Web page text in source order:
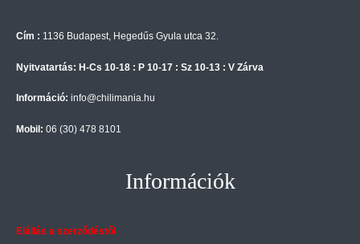
Cím : 1136 Budapest, Hegedűs Gyula utca 32.
Nyitvatartás: H-Cs 10-18 : P 10-17 : Sz 10-13 : V Zárva
Információ: info@chilimania.hu
Mobil: 06 (30) 478 8101
Információk
Elállás a szerződéstől